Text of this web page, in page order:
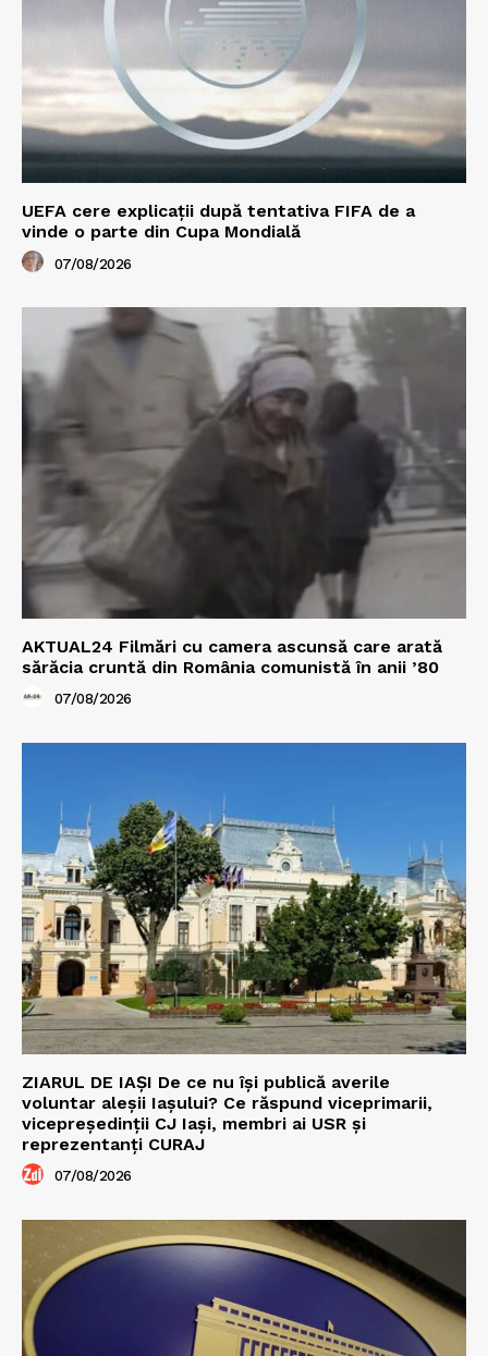
UEFA cere explicații după tentativa FIFA de a
vinde o parte din Cupa Mondială
07/08/2026
AKTUAL24 Filmări cu camera ascunsă care arată
sărăcia cruntă din România comunistă în anii ’80
07/08/2026
ZIARUL DE IAȘI De ce nu își publică averile
voluntar aleșii Iașului? Ce răspund viceprimarii,
vicepreședinții CJ Iași, membri ai USR și
reprezentanți CURAJ
07/08/2026